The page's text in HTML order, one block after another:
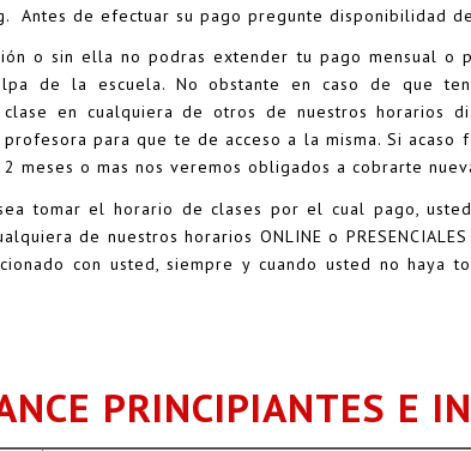
Antes de efectuar su pago pregunte disponibilidad
o sin ella no podras extender tu pago mensual
de la escuela. No obstante en caso de que
en cualquiera de otros de nuestros horarios
para que te de acceso a la misma. Si
meses o mas nos veremos obligados a cobrarte
tomar el horario de clases por el cual pago,
de nuestros horarios ONLINE o
con usted, siempre y cuando usted no haya
PRINCIPIANTES E